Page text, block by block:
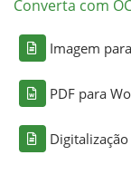
Converta com
Imagem
PDF para